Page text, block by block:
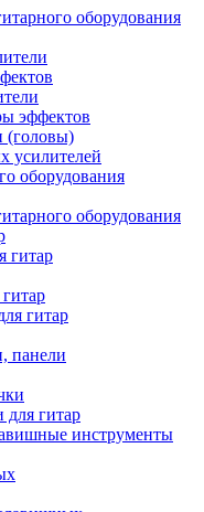
оборудования
эффектов
(головы)
усилителей
оборудования
оборудования
гитар
гитар
панели
гитар
инструменты